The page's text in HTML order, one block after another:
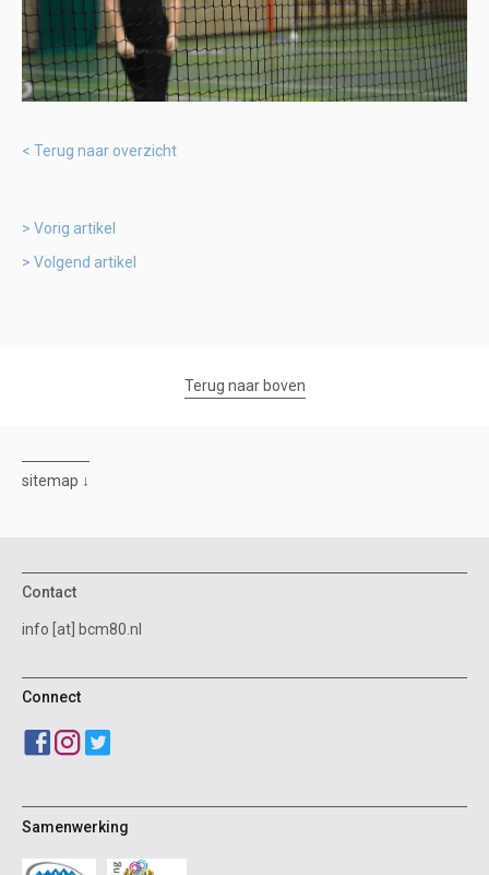
Terug naar overzicht
Vorig artikel
Volgend artikel
Terug naar boven
sitemap
Contact
info [at] bcm80.nl
Connect
Samenwerking